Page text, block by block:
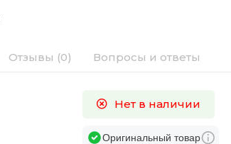
Отзывы (0) Вопросы и ответы
Нет в наличии
Оригинальный товар